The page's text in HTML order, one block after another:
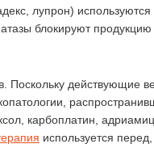
лупрон)
блокируют продукцию
Поскольку действующие
карбоплатин,
используется